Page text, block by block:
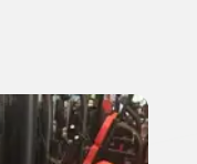
人或關鍵字